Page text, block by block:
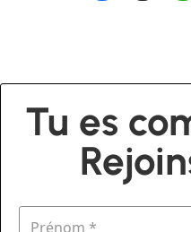
Tu es